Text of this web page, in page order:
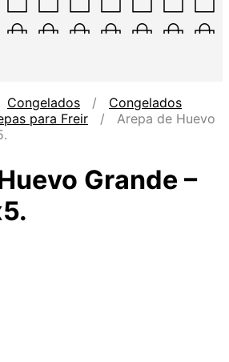
Congelados / Congelados
para Freir / Arepa de Huevo
Grande –